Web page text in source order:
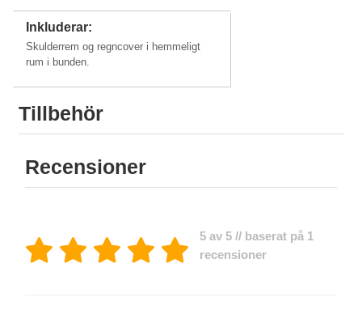
Inkluderar:
Skulderrem og regncover i hemmeligt
rum i bunden.
Tillbehör
Recensioner
5 av 5 // baserat på 1
recensioner